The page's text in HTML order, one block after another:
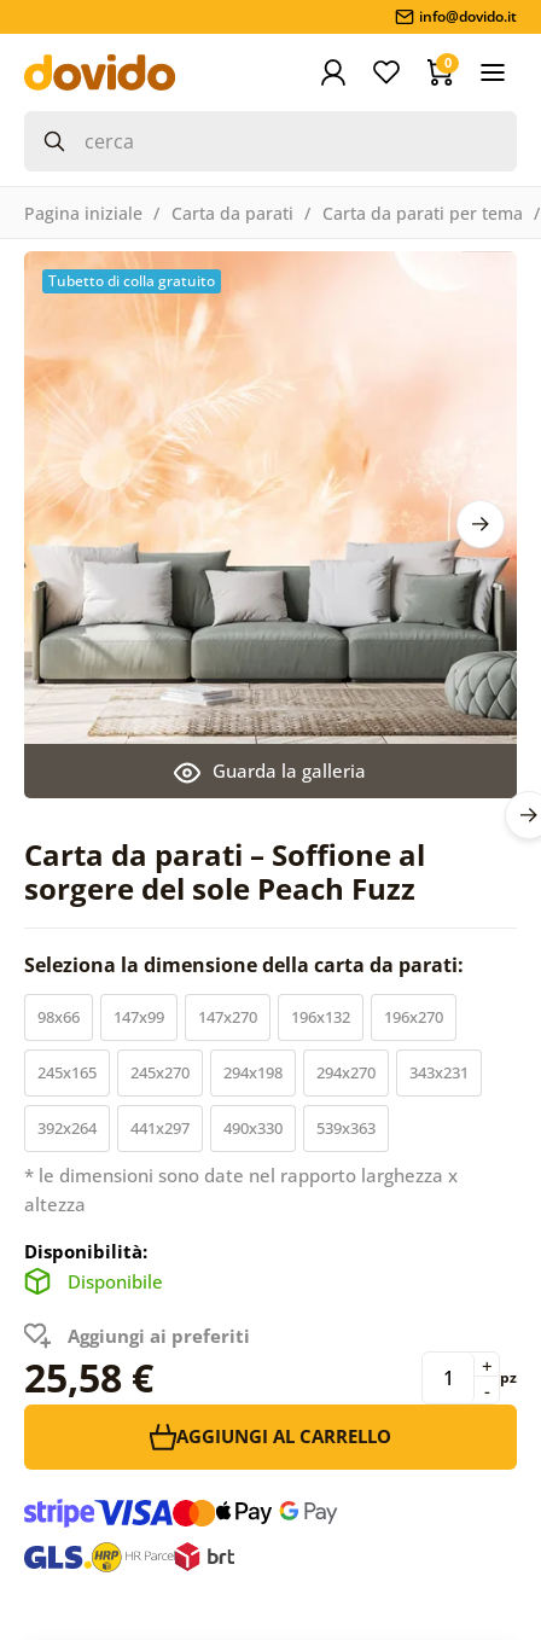
info@dovido.it
0
Pagina iniziale Carta da parati Carta da parati per tema
Carta da parati – Soffione al
sorgere del sole Peach Fuzz
Guarda la galleria
Tubetto di colla gratuito
Seleziona la dimensione della carta da parati:
98x66 147x99 147x270 196x132 196x270
245x165 245x270 294x198 294x270 343x231
392x264 441x297 490x330 539x363
* le dimensioni sono date nel rapporto larghezza x
altezza
Disponibilità:
Disponibile
Aggiungi ai preferiti
25,58 € -
+ pz
AGGIUNGI AL CARRELLO